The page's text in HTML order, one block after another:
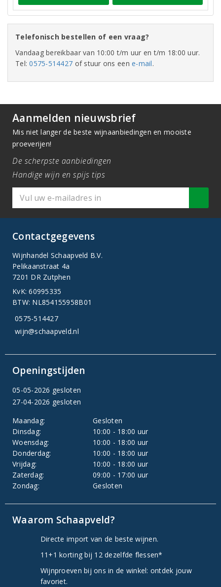
Telefonisch bestellen of een vraag?
Vandaag bereikbaar van 10:00 t/m uur en t/m 18:00 uur.
Tel:0575-514427 of stuur ons eene-mail.
Aanmelden nieuwsbrief
Mis niet langer de beste wijnaanbiedingen en mooiste
proeverijen!
De scherpste aanbiedingen
Handige wijn en spijs tips
Contactgegevens
Wijnhandel Schaapveld B.V.
Pelikaanstraat 4a
7201 DR Zutphen
KvK: 60995335
BTW: NL854155958B01
0575-514427
wijn@schaapveld.nl
Openingstijden
05-05-2026 gesloten
27-04-2026 gesloten
Maandag:
Gesloten
Dinsdag:
10:00 - 18:00 uur
Woensdag:
10:00 - 18:00 uur
Donderdag:
10:00 - 18:00 uur
Vrijdag:
10:00 - 18:00 uur
Zaterdag:
09:00 - 17:00 uur
Zondag:
Gesloten
Waarom Schaapveld?
Directe import van de beste wijnen.
11+1 korting bij 12 dezelfde flessen*
Wijnproeven bij ons in de winkel: ontdek jouw
favoriet.